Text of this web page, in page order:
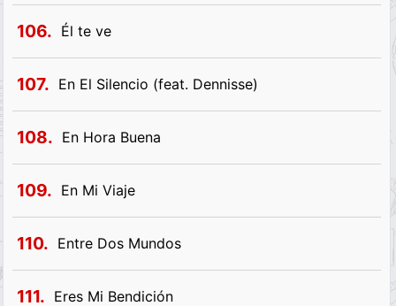
106. Él te ve
107. En El Silencio (feat. Dennisse)
108. En Hora Buena
109. En Mi Viaje
110. Entre Dos Mundos
111. Eres Mi Bendición